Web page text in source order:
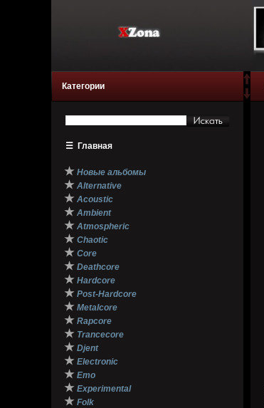
Категории
☰ Главная
★ Новые альбомы
★ Alternative
★ Acoustic
★ Ambient
★ Atmospheric
★ Chaotic
★ Core
★ Deathcore
★ Hardcore
★ Post-Hardcore
★ Metalcore
★ Rapcore
★ Trancecore
★ Djent
★ Electronic
★ Emo
★ Experimental
★ Folk